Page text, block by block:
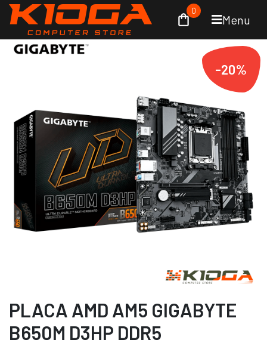
Menu
0
-20%
PLACA AMD AM5 GIGABYTE
B650M D3HP DDR5